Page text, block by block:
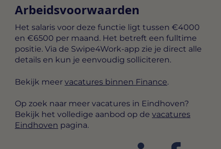
Arbeidsvoorwaarden
Het salaris voor deze functie ligt tussen €4000
en €6500 per maand . Het betreft een fulltime
positie. Via de Swipe4Work-app zie je direct alle
details en kun je eenvoudig solliciteren.
Bekijk meer vacatures binnen Finance.
Op zoek naar meer vacatures in Eindhoven?
Bekijk het volledige aanbod op de vacatures
Eindhoven pagina.